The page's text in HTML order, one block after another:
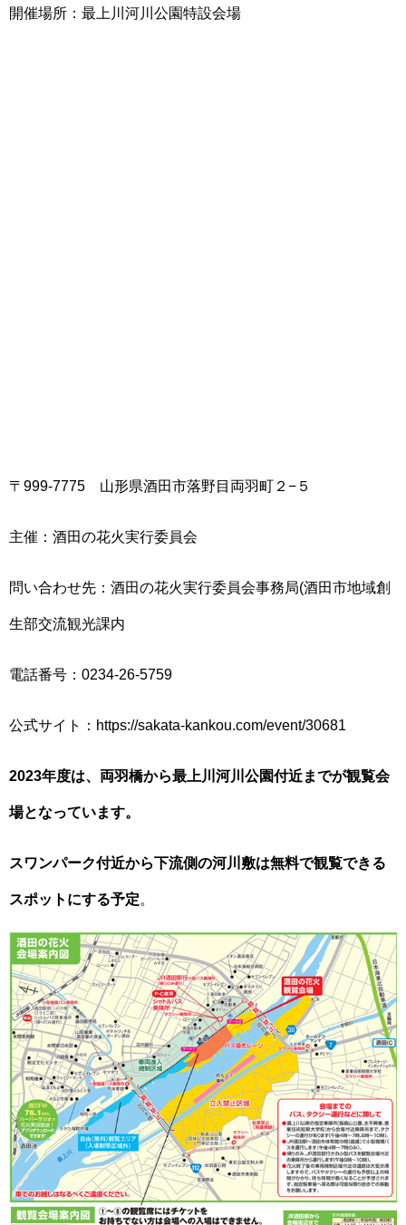
開催場所：最上川河川公園特設会場
〒999-7775 山形県酒田市落野目両羽町２−５
主催：酒田の花火実行委員会
問い合わせ先：酒田の花火実行委員会事務局(酒田市地域創
生部交流観光課内
電話番号：0234-26-5759
公式サイト：https://sakata-kankou.com/event/30681
2023年度は、両羽橋から最上川河川公園付近までが観覧会
場となっています。
スワンパーク付近から下流側の河川敷は無料で観覧できる
スポットにする予定